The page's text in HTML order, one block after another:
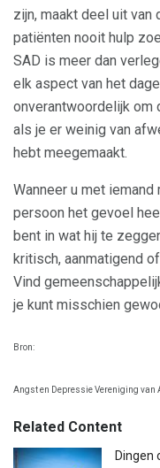
zijn, maakt deel uit van
patiënten nooit hulp
SAD is meer dan
elk aspect van het
onverantwoordelijk
als je er weinig van
hebt meegemaakt.
Wanneer u met iemand
persoon het gevoel
bent in wat hij te
kritisch, aanmatigend
Vind
je kunt misschien
Bron:
Angst en Depressie Vereniging van
Related Content
Dingen